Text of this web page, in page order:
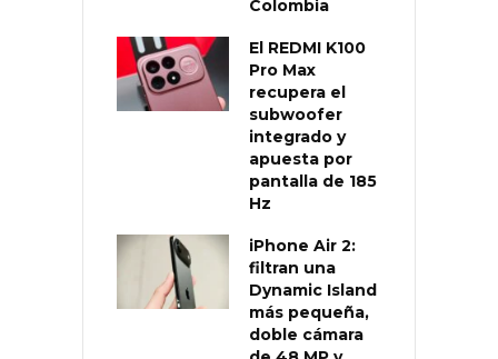
Colombia
El REDMI K100
Pro Max
recupera el
subwoofer
integrado y
apuesta por
pantalla de 185
Hz
iPhone Air 2:
filtran una
Dynamic Island
más pequeña,
doble cámara